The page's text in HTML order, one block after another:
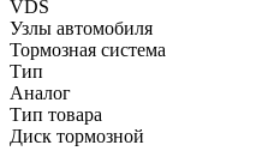
VDS
Узлы автомобиля
Тормозная система
Тип
Аналог
Тип товара
Диск тормозной